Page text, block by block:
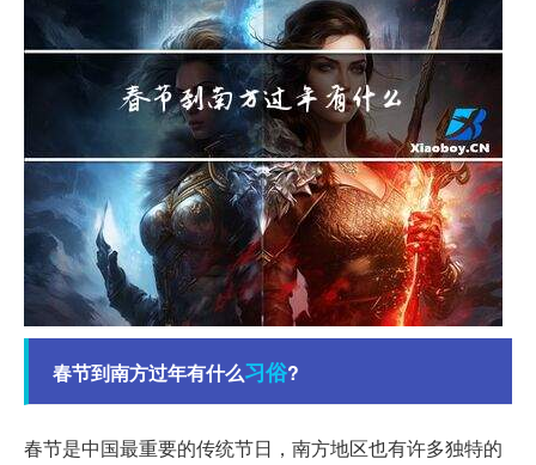
春节到南方过年有什么习俗?
春节是中国最重要的传统节日，南方地区也有许多独特的